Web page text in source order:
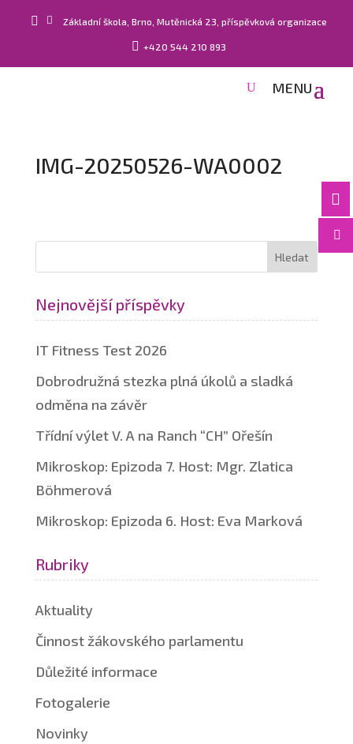
  Základní škola, Brno, Mutěnická 23, příspěvková organizace
 +420 544 210 893


IMG-20250526-WA0002
Nejnovější příspěvky
IT Fitness Test 2026
Dobrodružná stezka plná úkolů a sladká
odměna na závěr
Třídní výlet V. A na Ranch “CH” Ořešín
Mikroskop: Epizoda 7. Host: Mgr. Zlatica
Böhmerová
Mikroskop: Epizoda 6. Host: Eva Marková
Rubriky
Aktuality
Činnost žákovského parlamentu
Důležité informace
Fotogalerie
Novinky